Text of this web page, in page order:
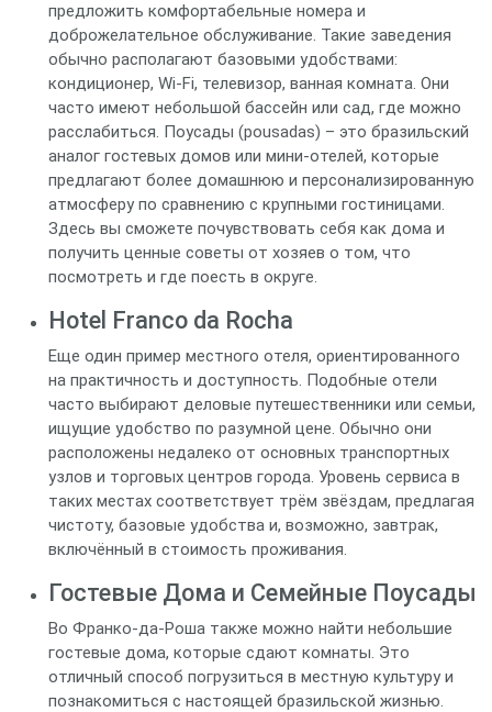
предложить комфортабельные номера и
доброжелательное обслуживание. Такие заведения
обычно располагают базовыми удобствами:
кондиционер, Wi-Fi, телевизор, ванная комната. Они
часто имеют небольшой бассейн или сад, где можно
расслабиться. Поусады (pousadas) – это бразильский
аналог гостевых домов или мини-отелей, которые
предлагают более домашнюю и персонализированную
атмосферу по сравнению с крупными гостиницами.
Здесь вы сможете почувствовать себя как дома и
получить ценные советы от хозяев о том, что
посмотреть и где поесть в округе.
Hotel Franco da Rocha
Еще один пример местного отеля, ориентированного
на практичность и доступность. Подобные отели
часто выбирают деловые путешественники или семьи,
ищущие удобство по разумной цене. Обычно они
расположены недалеко от основных транспортных
узлов и торговых центров города. Уровень сервиса в
таких местах соответствует трём звёздам, предлагая
чистоту, базовые удобства и, возможно, завтрак,
включённый в стоимость проживания.
Гостевые Дома и Семейные Поусады
Во Франко-да-Роша также можно найти небольшие
гостевые дома, которые сдают комнаты. Это
отличный способ погрузиться в местную культуру и
познакомиться с настоящей бразильской жизнью.